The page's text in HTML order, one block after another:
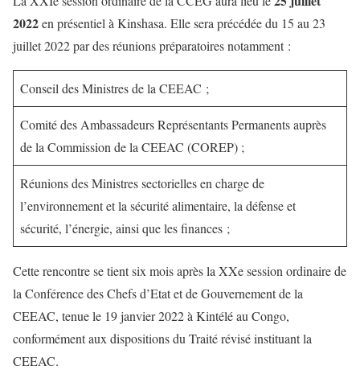
2022en présentiel à Kinshasa. Elle sera précédée du 15 au 23
juillet 2022 par des réunions préparatoires notamment :
Conseil des Ministres de la CEEAC ;
Comité des Ambassadeurs Représentants Permanents auprès
de la Commission de la CEEAC (COREP) ;
Réunions des Ministres sectorielles en charge de
l’environnement et la sécurité alimentaire, la défense et
sécurité, l’énergie, ainsi que les finances ;
Cette rencontre se tient six mois après la XXe session ordinaire de
la Conférence des Chefs d’Etat et de Gouvernement de la
CEEAC, tenue le 19 janvier 2022 à Kintélé au Congo,
conformément aux dispositions du Traité révisé instituant la
CEEAC.